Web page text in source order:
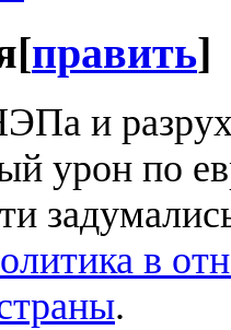
[править]
и
урон по
в
.